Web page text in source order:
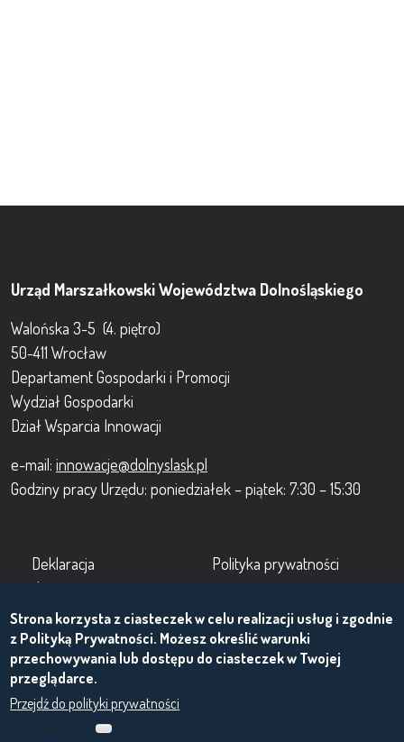
Urząd Marszałkowski Województwa Dolnośląskiego
Walońska 3-5 (4. piętro)
50-411 Wrocław
Departament Gospodarki i Promocji
Wydział Gospodarki
Dział Wsparcia Innowacji
e-mail: innowacje@dolnyslask.pl
Godziny pracy Urzędu: poniedziałek – piątek: 7:30 – 15:30
Footer
Deklaracja
dostępności
O projekcie
Footer 2
Polityka prywatności
Zasady korzystania z
portalu
Strona korzysta z ciasteczek w celu realizacji usług i zgodnie
z Polityką Prywatności. Możesz określić warunki
przechowywania lub dostępu do ciasteczek w Twojej
przeglądarce.
Przejdź do polityki prywatności